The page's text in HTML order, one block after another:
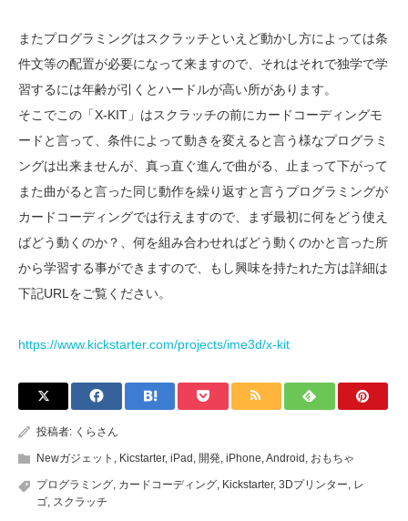
またプログラミングはスクラッチといえど動かし方によっては条
件文等の配置が必要になって来ますので、それはそれで独学で学
習するには年齢が引くとハードルが高い所があります。
そこでこの「X-KIT」はスクラッチの前にカードコーディングモ
ードと言って、条件によって動きを変えると言う様なプログラミ
ングは出来ませんが、真っ直ぐ進んで曲がる、止まって下がって
また曲がると言った同じ動作を繰り返すと言うプログラミングが
カードコーディングでは行えますので、まず最初に何をどう使え
ばどう動くのか？、何を組み合わせればどう動くのかと言った所
から学習する事ができますので、もし興味を持たれた方は詳細は
下記URLをご覧ください。
https://www.kickstarter.com/projects/ime3d/x-kit
投稿者: くらさん
Newガジェット , Kicstarter, iPad , 開発, iPhone,Android , おもちゃ
プログラミング, カードコーディング, Kickstarter, 3Dプリンター, レ
ゴ, スクラッチ